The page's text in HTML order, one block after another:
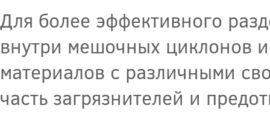
Для более эффективного
внутри мешочных циклонов
материалов с различными
часть загрязнителей и